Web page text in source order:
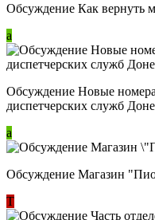
Обсуждение Как вернуть
a
Обсуждение Новые
диспетчерских служб
a
Обсуждение Магазин
Т